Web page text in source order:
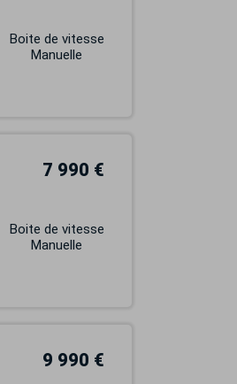
Boite de vitesse
Manuelle
7 990 €
Boite de vitesse
Manuelle
9 990 €